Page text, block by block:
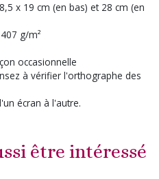
x 19 cm (en bas) et 28 cm (en
g/m²
occasionnelle
à vérifier l'orthographe des
écran à l'autre.
être intéressé